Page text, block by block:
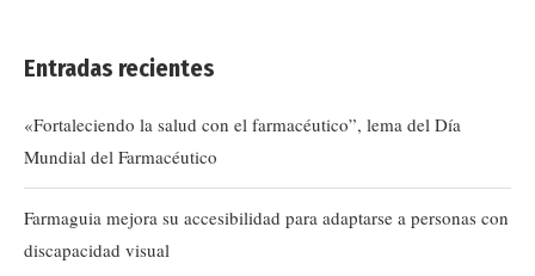
Entradas recientes
«Fortaleciendo la salud con el farmacéutico”, lema del Día
Mundial del Farmacéutico
Farmaguia mejora su accesibilidad para adaptarse a personas con
discapacidad visual